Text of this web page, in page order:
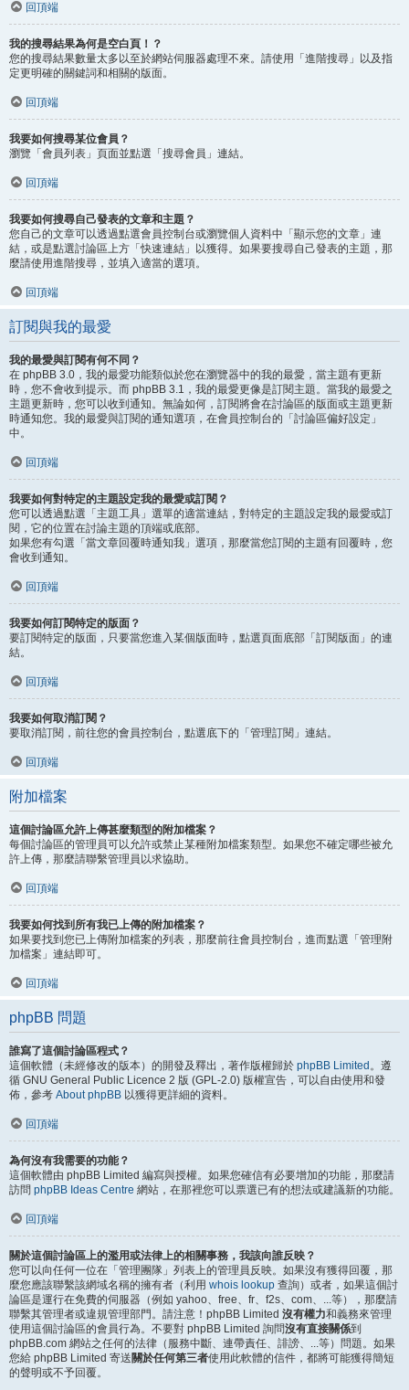
回頂端
我的搜尋結果為何是空白頁！？
您的搜尋結果數量太多以至於網站伺服器處理不來。請使用「進階搜尋」以及指
定更明確的關鍵詞和相關的版面。
回頂端
我要如何搜尋某位會員？
瀏覽「會員列表」頁面並點選「搜尋會員」連結。
回頂端
我要如何搜尋自己發表的文章和主題？
您自己的文章可以透過點選會員控制台或瀏覽個人資料中「顯示您的文章」連
結，或是點選討論區上方「快速連結」以獲得。如果要搜尋自己發表的主題，那
麼請使用進階搜尋，並填入適當的選項。
回頂端
訂閱與我的最愛
我的最愛與訂閱有何不同？
在 phpBB 3.0，我的最愛功能類似於您在瀏覽器中的我的最愛，當主題有更新
時，您不會收到提示。而 phpBB 3.1，我的最愛更像是訂閱主題。當我的最愛之
主題更新時，您可以收到通知。無論如何，訂閱將會在討論區的版面或主題更新
時通知您。我的最愛與訂閱的通知選項，在會員控制台的「討論區偏好設定」
中。
回頂端
我要如何對特定的主題設定我的最愛或訂閱？
您可以透過點選「主題工具」選單的適當連結，對特定的主題設定我的最愛或訂
閱，它的位置在討論主題的頂端或底部。
如果您有勾選「當文章回覆時通知我」選項，那麼當您訂閱的主題有回覆時，您
會收到通知。
回頂端
我要如何訂閱特定的版面？
要訂閱特定的版面，只要當您進入某個版面時，點選頁面底部「訂閱版面」的連
結。
回頂端
我要如何取消訂閱？
要取消訂閱，前往您的會員控制台，點選底下的「管理訂閱」連結。
回頂端
附加檔案
這個討論區允許上傳甚麼類型的附加檔案？
每個討論區的管理員可以允許或禁止某種附加檔案類型。如果您不確定哪些被允
許上傳，那麼請聯繫管理員以求協助。
回頂端
我要如何找到所有我已上傳的附加檔案？
如果要找到您已上傳附加檔案的列表，那麼前往會員控制台，進而點選「管理附
加檔案」連結即可。
回頂端
phpBB 問題
誰寫了這個討論區程式？
這個軟體（未經修改的版本）的開發及釋出，著作版權歸於 phpBB Limited 。遵
循 GNU General Public Licence 2 版 (GPL-2.0) 版權宣告，可以自由使用和發
佈，參考 About phpBB 以獲得更詳細的資料。
回頂端
為何沒有我需要的功能？
這個軟體由 phpBB Limited 編寫與授權。如果您確信有必要增加的功能，那麼請
訪問 phpBB Ideas Centre 網站，在那裡您可以票選已有的想法或建議新的功能。
回頂端
關於這個討論區上的濫用或法律上的相關事務，我該向誰反映？
您可以向任何一位在「管理團隊」列表上的管理員反映。如果沒有獲得回覆，那
麼您應該聯繫該網域名稱的擁有者（利用 whois lookup 查詢）或者，如果這個討
論區是運行在免費的伺服器（例如 yahoo、free、fr、f2s、com、...等），那麼請
聯繫其管理者或違規管理部門。請注意！phpBB Limited 沒有權力和義務來管理
使用這個討論區的會員行為。不要對 phpBB Limited 詢問沒有直接關係到
phpBB.com 網站之任何的法律（服務中斷、連帶責任、誹謗、...等）問題。如果
您給 phpBB Limited 寄送關於任何第三者使用此軟體的信件，都將可能獲得簡短
的聲明或不予回覆。